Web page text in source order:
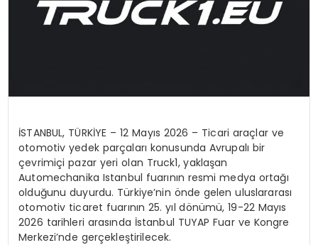
İSTANBUL, TÜRKİYE –12 Mayıs 2026 – Ticari araçlar ve
otomotiv yedek parçaları konusunda Avrupalı bir
çevrimiçi pazar yeri olan Truck1, yaklaşan
Automechanika Istanbul fuarının resmi medya ortağı
olduğunu duyurdu. Türkiye’nin önde gelen uluslararası
otomotiv ticaret fuarının 25. yıl dönümü, 19-22 Mayıs
2026 tarihleri arasında İstanbul TUYAP Fuar ve Kongre
Merkezi’nde gerçekleştirilecek.